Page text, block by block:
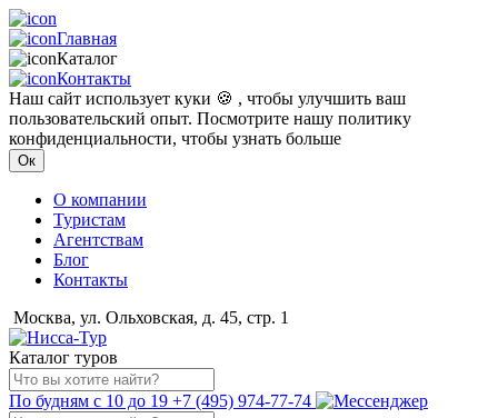
Главная
Каталог
Контакты
Наш сайт использует куки 🍪 , чтобы улучшить ваш
пользовательский опыт. Посмотрите нашу политику
конфиденциальности, чтобы узнать больше
Ок
О компании
Туристам
Агентствам
Блог
Контакты
Москва, ул. Ольховская, д. 45, стр. 1
Каталог туров
По будням с 10 до 19 +7 (495) 974-77-74